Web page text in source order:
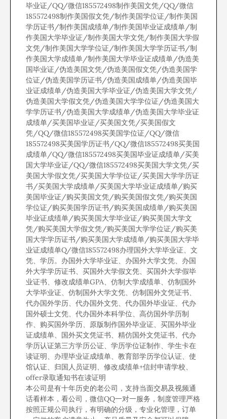
毕业证/QQ/微信185572498制作美国文凭/QQ/微信
185572498制作美国假文凭/制作美国学位证/制作美国
学历证书/制作美国成绩单/制作美国毕业证成绩单/制
作美国大学毕业证/制作美国大学文凭/制作美国大学假
文凭/制作美国大学学位证/制作美国大学学历证书/制
作美国大学成绩单/制作美国大学毕业证成绩单/伪造美
国毕业证/伪造美国文凭/伪造美国假文凭/伪造美国学
位证/伪造美国学历证书/伪造美国成绩单/伪造美国毕
业证成绩单/伪造美国大学毕业证/伪造美国大学文凭/
伪造美国大学假文凭/伪造美国大学学位证/伪造美国大
学学历证书/伪造美国大学成绩单/伪造美国大学毕业证
成绩单/买美国毕业证/买美国文凭/买美国假文
凭/QQ/微信185572498买美国学位证/QQ/微信
185572498买美国学历证书/QQ/微信185572498买美国
成绩单/QQ/微信185572498买美国毕业证成绩单/买美
国大学毕业证/QQ/微信185572498买美国大学文凭/买
美国大学假文凭/买美国大学学位证/买美国大学学历证
书/买美国大学成绩单/买美国大学毕业证成绩单/购买
美国毕业证/购买美国文凭/购买美国假文凭/购买美国
学位证/购买美国学历证书/购买美国成绩单/购买美国
毕业证成绩单/购买美国大学毕业证/购买美国大学文
凭/购买美国大学假文凭/购买美国大学学位证/购买美
国大学学历证书/购买美国大学成绩单/购买美国大学毕
业证成绩单Q/微信185572498办理国外大学毕业证、文
凭、学历。办国外大学毕业证、办国外大学文凭、办国
外大学学历证书、买国外大学假文凭、买国外大学假毕
业证书、修改成绩单GPA、仿制大学成绩单、仿制国外
大学毕业证、仿制国外大学文凭、仿制国外文凭证书、
代办国外学历、代办国外文凭、代办国外毕业证、代办
国外硕士文凭、代办国外本科学位、高仿国外学历制
作、购买国外学历、原版制作国外毕业证、买国外毕业
证成绩单、国外买文凭证书、精仿国外文凭证书、代办
学历认证第三方学历公证、学历学位证制作、学生卡在
读证明、办理毕业证成绩单、教育部学历学位认证、使
馆认证、归国人员证明、修改成绩单+信封申请学校、
offer录取通知书在读证明
本公司是有十年历史的老公司，支持当面交易及视频通
话看样本，看公司，微信QQ一对一服务，制度管理严格
按照正规公司执行，有明确的分级，专业化管理，订单